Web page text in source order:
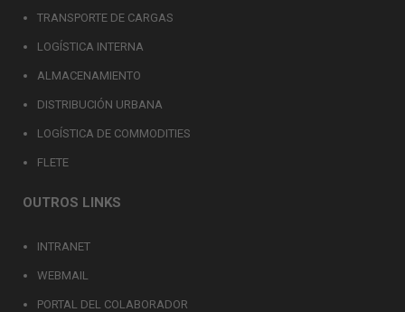
TRANSPORTE DE CARGAS
LOGÍSTICA INTERNA
ALMACENAMIENTO
DISTRIBUCIÓN URBANA
LOGÍSTICA DE COMMODITIES
FLETE
OUTROS LINKS
INTRANET
WEBMAIL
PORTAL DEL COLABORADOR